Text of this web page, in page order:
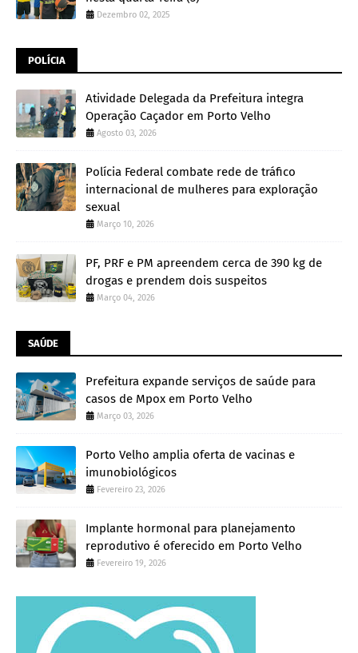
Dezembro 02, 2025
POLÍCIA
Atividade Delegada da Prefeitura integra
Operação Caçador em Porto Velho
Agosto 03, 2026
Polícia Federal combate rede de tráfico
internacional de mulheres para exploração
sexual
Março 10, 2026
PF, PRF e PM apreendem cerca de 390 kg de
drogas e prendem dois suspeitos
Março 04, 2026
SAÚDE
Prefeitura expande serviços de saúde para
casos de Mpox em Porto Velho
Março 03, 2026
Porto Velho amplia oferta de vacinas e
imunobiológicos
Fevereiro 23, 2026
Implante hormonal para planejamento
reprodutivo é oferecido em Porto Velho
Fevereiro 19, 2026